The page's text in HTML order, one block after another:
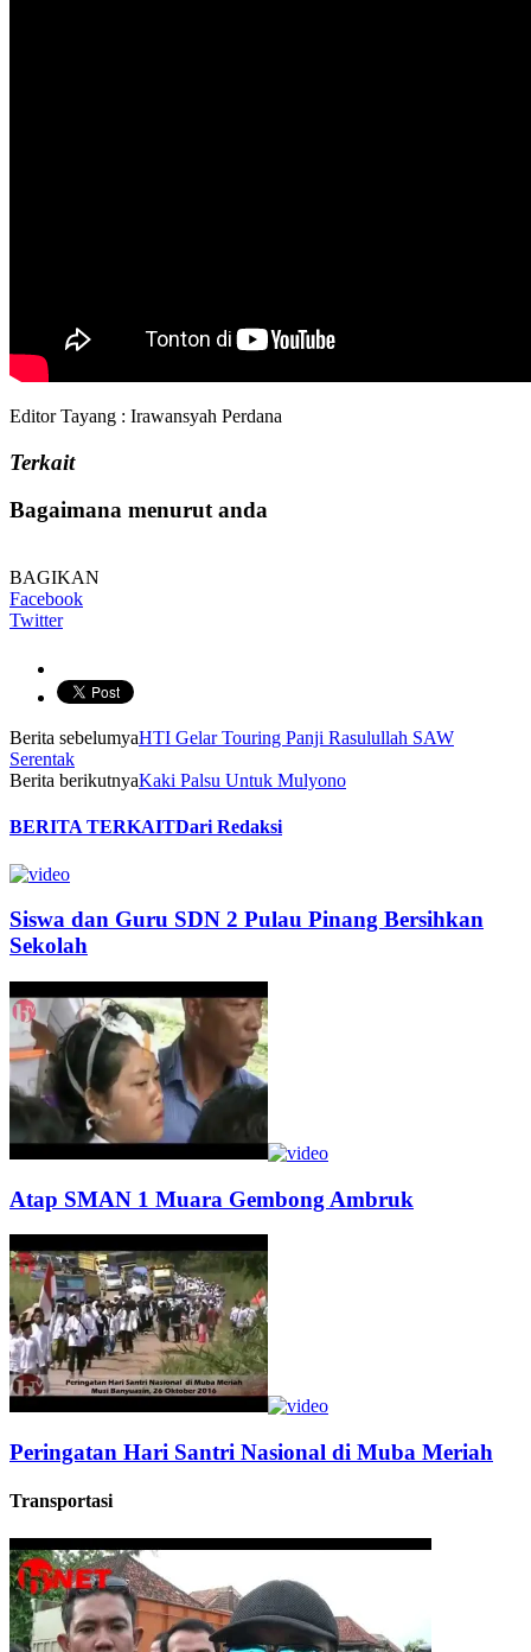
Editor Tayang : Irawansyah Perdana
Terkait
Bagaimana menurut anda
BAGIKAN
Facebook
Twitter
Berita sebelumyaHTI Gelar Touring Panji Rasulullah SAW
Serentak
Berita berikutnyaKaki Palsu Untuk Mulyono
BERITA TERKAITDari Redaksi
Siswa dan Guru SDN 2 Pulau Pinang Bersihkan
Sekolah
Atap SMAN 1 Muara Gembong Ambruk
Peringatan Hari Santri Nasional di Muba Meriah
Transportasi